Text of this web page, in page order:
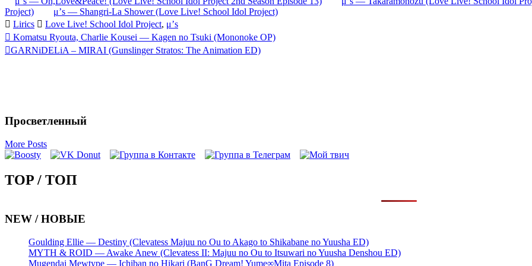
Project)
μ’s — Shangri-La Shower (Love Live! School Idol Project)
Lirics
Love Live! School Idol Project, μ’s
Запись
навигация
Komatsu Ryouta, Charlie Kousei — Kagen no Tsuki (Mononoke OP)
GARNiDELiA – MIRAI (Gunslinger Stratos: The Animation ED)
Просветленный
More Posts
TOP / ТОП
NEW / НОВЫЕ
Goulding Ellie — Destiny (Clevatess Majuu no Ou to Akago to Shikabane no Yuusha ED)
MYTH & ROID — Awake Anew (Clevatess II: Majuu no Ou to Itsuwari no Yuusha Denshou ED)
Mugendai Mewtype — Ichiban no Hikari (BanG Dream! Yume∞Mita Episode 8)